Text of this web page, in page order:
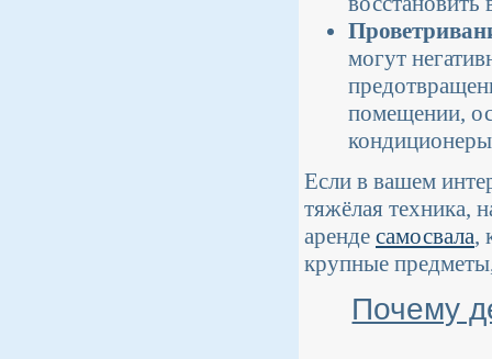
могут
помещении,
Если в вашем
тяжёлая техника,
аренде самосвала,
крупные
Почему